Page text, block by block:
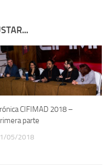
CIFIMAD 2018 –
parte
05/2018